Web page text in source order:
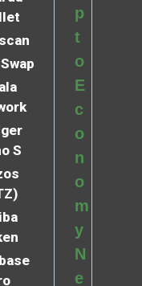
S
p
t
o
E
c
o
n
o
m
y
N
e